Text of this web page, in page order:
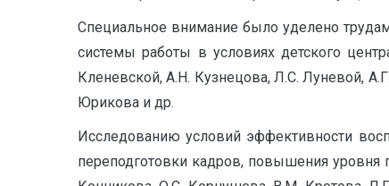
Специальное внимание было уделено
системы работы в условиях детского
Кленевской, А.Н. Кузнецова, Л.С. Луневой,
Юрикова и др.
Исследованию условий эффективности
переподготовки кадров, повышения уровня